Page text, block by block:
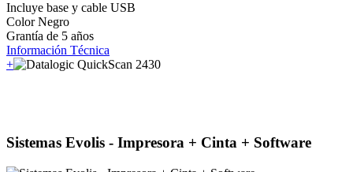
Incluye base y cable USB
Color Negro
Grantía de 5 años
Información Técnica
+
Sistemas Evolis - Impresora + Cinta + Software